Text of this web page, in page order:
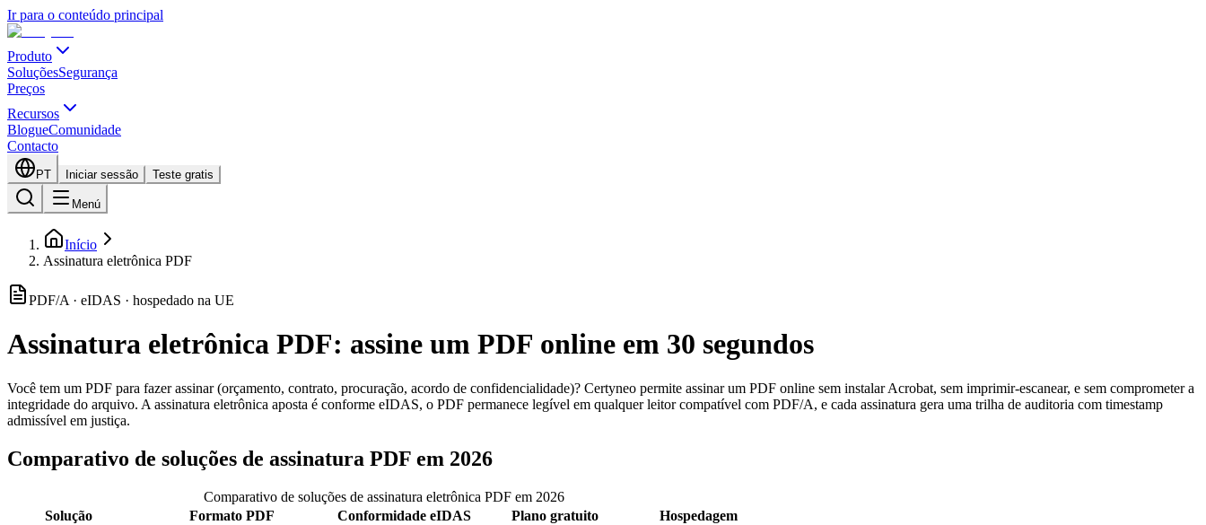
Ir para o conteúdo principal
Produto
SoluçõesSegurança
Preços
Recursos
BlogueComunidade
Contacto
PT Iniciar sessão Teste gratis
Menú
Início
Assinatura eletrônica PDF
PDF/A · eIDAS · hospedado na UE
Assinatura eletrônica PDF: assine um PDF online em 30 segundos
Você tem um PDF para fazer assinar (orçamento, contrato, procuração, acordo de confidencialidade)? Certyneo permite assinar um PDF online sem instalar Acrobat, sem imprimir-escanear, e sem comprometer a
integridade do arquivo. A assinatura eletrônica aposta é conforme eIDAS, o PDF permanece legível em qualquer leitor compatível com PDF/A, e cada assinatura gera uma trilha de auditoria com timestamp
admissível em justiça.
Comparativo de soluções de assinatura PDF em 2026
Comparativo de soluções de assinatura eletrônica PDF em 2026
Solução
Formato PDF Conformidade eIDAS Plano gratuito
Hospedagem